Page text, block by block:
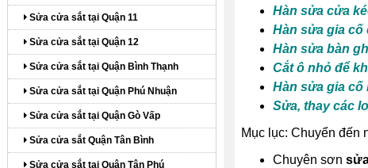
Hàn sửa cửa
Hàn sửa gia cố
Hàn sửa bàn
Cắt ô nhỏ để
Hàn sửa gia cố
Sửa, thay các
Mục lục: Chuyển đến
Chuyên sơn
Sửa cửa sắt tại Quận 11
Sửa cửa sắt tại Quận 12
Sửa cửa sắt tại Quận Bình Thạnh
Sửa cửa sắt tại Quận Phú Nhuận
Sửa cửa sắt tại Quận Gò Vấp
Sửa cửa sắt Quận Tân Bình
Sửa cửa sắt tại Quận Tân Phú